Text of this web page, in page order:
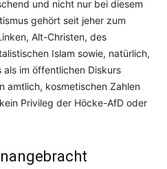
und nicht nur bei diesem
gehört seit jeher zum
Alt-Christen, des
Islam sowie, natürlich,
im öffentlichen Diskurs
amtlich, kosmetischen Zahlen
Privileg der Höcke-AfD oder